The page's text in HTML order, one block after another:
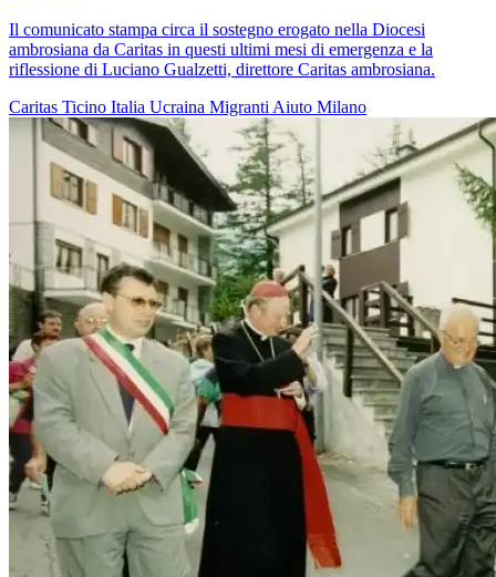
Il comunicato stampa circa il sostegno erogato nella Diocesi
ambrosiana da Caritas in questi ultimi mesi di emergenza e la
riflessione di Luciano Gualzetti, direttore Caritas ambrosiana.
Caritas Ticino Italia Ucraina Migranti Aiuto Milano